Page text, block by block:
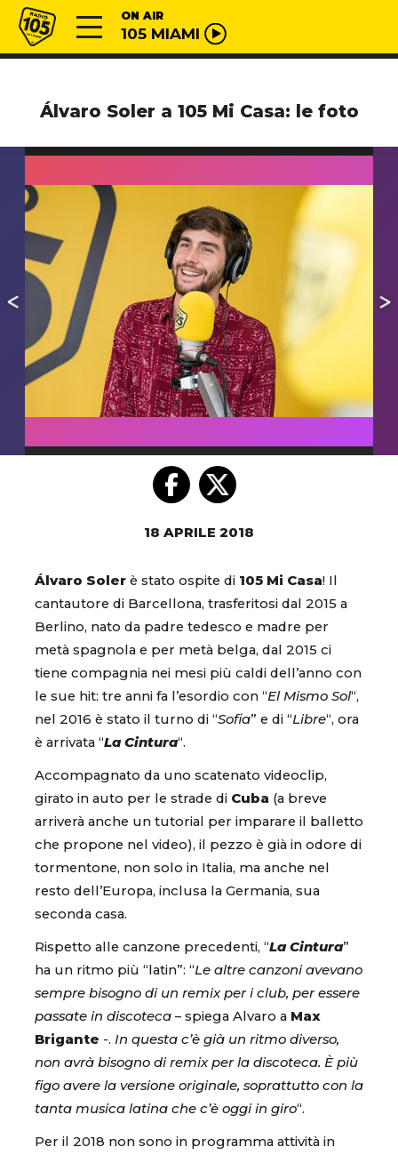
Vai al contenuto
Radio 105 ON AIR
105 MIAMI
Álvaro Soler a 105 Mi Casa: le foto
18 APRILE 2018
Álvaro Soler è stato ospite di 105 Mi Casa! Il
cantautore di Barcellona, trasferitosi dal 2015 a
Berlino, nato da padre tedesco e madre per
metà spagnola e per metà belga, dal 2015 ci
tiene compagnia nei mesi più caldi dell’anno con
le sue hit: tre anni fa l’esordio con “El Mismo Sol“,
nel 2016 è stato il turno di “Sofia” e di “Libre“, ora
è arrivata “La Cintura“.
Accompagnato da uno scatenato videoclip,
girato in auto per le strade di Cuba (a breve
arriverà anche un tutorial per imparare il balletto
che propone nel video), il pezzo è già in odore di
tormentone, non solo in Italia, ma anche nel
resto dell’Europa, inclusa la Germania, sua
seconda casa.
Rispetto alle canzone precedenti, “La Cintura”
ha un ritmo più “latin”: “Le altre canzoni avevano
sempre bisogno di un remix per i club, per essere
passate in discoteca – spiega Alvaro a Max
Brigante -. In questa c’è già un ritmo diverso,
non avrà bisogno di remix per la discoteca. È più
figo avere la versione originale, soprattutto con la
tanta musica latina che c’è oggi in giro“.
Per il 2018 non sono in programma attività in